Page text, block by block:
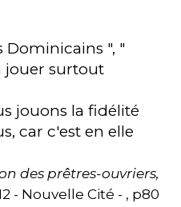
Dominicains ", "
jouer surtout
jouons la fidélité
car c'est en elle
des prêtres-ouvriers,
- Nouvelle Cité - , p80